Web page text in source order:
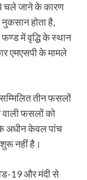
चले जाने के कारण
होता है,
में वृद्धि के स्थान
एमएसपी के मामले
तीन फसलों
वाली फसलों को
अधीन केवल पांच
नहीं है।
19 और मंदी से